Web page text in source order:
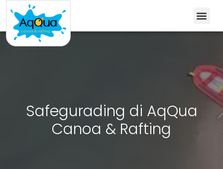
Safegurading di AqQua
Canoa & Rafting